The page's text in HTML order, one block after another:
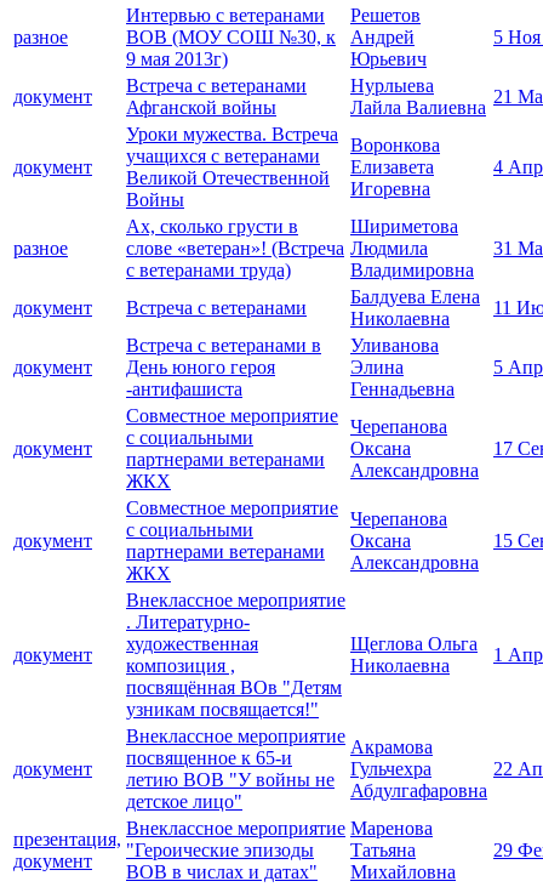
разное
Интервью с ветеранами
ВОВ (МОУ СОШ №30, к
9 мая 2013г)
Решетов
Андрей
Юрьевич
5
документ
Встреча с ветеранами
Афганской войны
Нурлыева
Лайла Валиевна
21
документ
Уроки мужества. Встреча
учащихся с ветеранами
Великой Отечественной
Войны
Воронкова
Елизавета
Игоревна
4
разное
Ах, сколько грусти в
слове «ветеран»! (Встреча
с ветеранами труда)
Шириметова
Людмила
Владимировна
31
документ Встреча с ветеранами
Балдуева Елена
Николаевна
11
документ
Встреча с ветеранами в
День юного героя
-антифашиста
Уливанова
Элина
Геннадьевна
5
документ
Совместное мероприятие
с социальными
партнерами ветеранами
ЖКХ
Черепанова
Оксана
Александровна
17
документ
Совместное мероприятие
с социальными
партнерами ветеранами
ЖКХ
Черепанова
Оксана
Александровна
15
документ
Внеклассное мероприятие
. Литературно-
художественная
композиция ,
посвящённая ВОв "Детям
узникам посвящается!"
Щеглова Ольга
Николаевна
1
документ
Внеклассное мероприятие
посвященное к 65-и
летию ВОВ "У войны не
детское лицо"
Акрамова
Гульчехра
Абдулгафаровна
22
презентация,
документ
Внеклассное мероприятие
"Героические эпизоды
ВОВ в числах и датах"
Маренова
Татьяна
Михайловна
29